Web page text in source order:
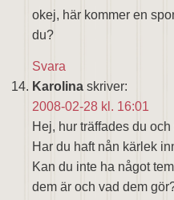
okej, här kommer en
du?
Svara
Karolina skriver:
2008-02-28 kl. 16:01
Hej, hur träffades du
Har du haft nån kärlek
Kan du inte ha något
dem är och vad dem